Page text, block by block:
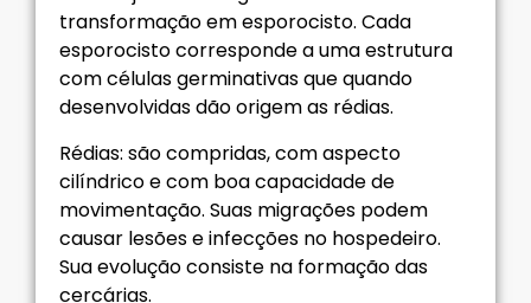
transformação em esporocisto. Cada
esporocisto corresponde a uma estrutura
com células germinativas que quando
desenvolvidas dão origem as rédias.
Rédias: são compridas, com aspecto
cilíndrico e com boa capacidade de
movimentação. Suas migrações podem
causar lesões e infecções no hospedeiro.
Sua evolução consiste na formação das
cercárias.